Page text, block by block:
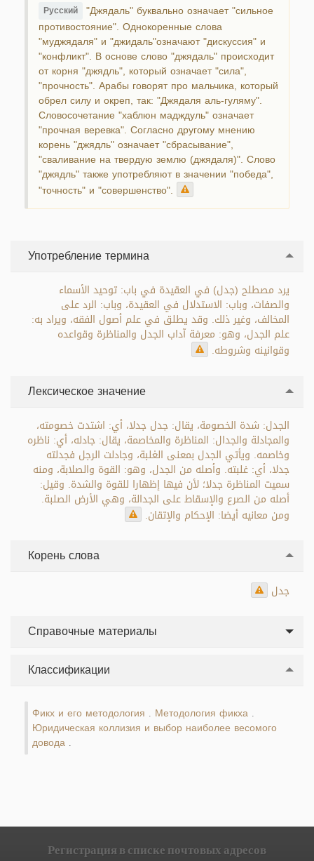
Русский "Джядаль" буквально означает "сильное
противостояние". Однокоренные слова
"муджядаля" и "джидаль"означают "дискуссия" и
"конфликт". В основе слово "джядаль" происходит
от корня "джядль", который означает "сила",
"прочность". Арабы говорят про мальчика, который
обрел силу и окреп, так: "Джядаля аль-гуляму".
Словосочетание "хаблюн мадждуль" означает
"прочная веревка". Согласно другому мнению
корень "джядль" означает "сбрасывание",
"сваливание на твердую землю (джядаля)". Слово
"джядль" также употребляют в значении "победа",
"точность" и "совершенство".
Употребление термина
يرد مصطلح (جدل) في العقيدة في باب: توحيد الأسماء
والصفات، وباب: الاستدلال في العقيدة، وباب: الرد على
المخالف، وغير ذلك. وقد يطلق في علم أصول الفقه، ويراد به:
علم الجدل، وهو: معرفة آداب الجدل والمناظرة وقواعده
وقوانينه وشروطه.
Лексическое значение
الجدل: شدة الخصومة، يقال: جدل جدلا، أي: اشتدت خصومته،
والمجادلة والجدال: المناظرة والمخاصمة، يقال: جادله، أي: ناظره
وخاصمه. ويأتي الجدل بمعنى الغلبة، وجادلت الرجل فجدلته
جدلا، أي: غلبته. وأصله من الجدل، وهو: القوة والصلابة، ومنه
سميت المناظرة جدلا؛ لأن فيها إظهارا للقوة والشدة. وقيل:
أصله من الصرع والإسقاط على الجدالة، وهي الأرض الصلبة.
ومن معانيه أيضا: الإحكام والإتقان.
Корень слова
جدل
Справочные материалы
Классификации
Фикх и его методология Методология фикха
Юридическая коллизия и выбор наиболее весомого
довода
Регистрация в списке почтовых адресов